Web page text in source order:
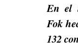
En el
Fok
132